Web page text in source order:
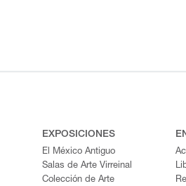
Ha sido becaria de
EXPOSICIONES
El México Antiguo
Salas de Arte Virreinal
Colección de Arte